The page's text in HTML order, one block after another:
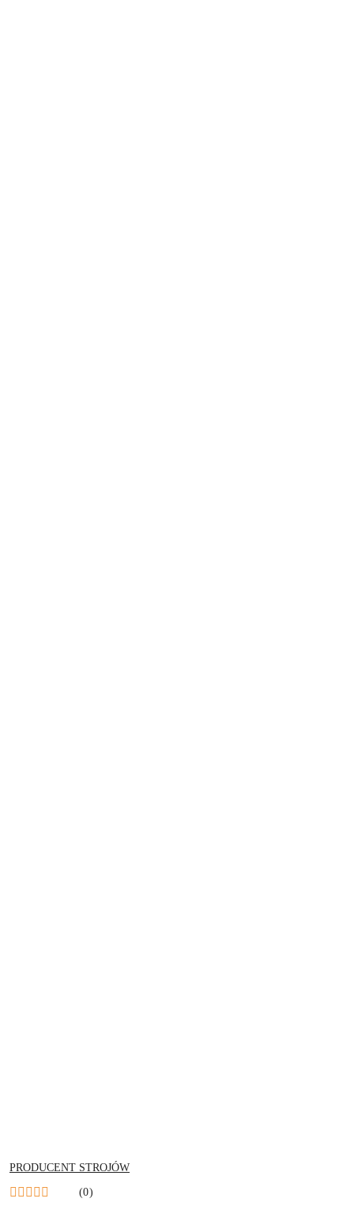
NAZWA
PRODUCENTA:
PRODUCENT STROJÓW
(0)